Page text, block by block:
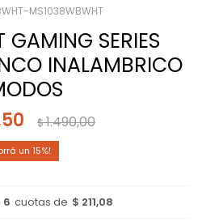
MS1038WBWHT
GAMING SERIES
INALAMBRICO
$1.490,00
15
6 cuotas de $ 211,08